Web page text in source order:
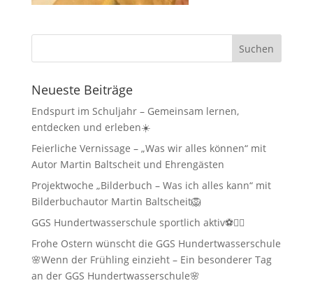
Neueste Beiträge
Endspurt im Schuljahr – Gemeinsam lernen,
entdecken und erleben☀️
Feierliche Vernissage – „Was wir alles können“ mit
Autor Martin Baltscheit und Ehrengästen
Projektwoche „Bilderbuch – Was ich alles kann“ mit
Bilderbuchautor Martin Baltscheit🦁
GGS Hundertwasserschule sportlich aktiv⚽🏃‍♂️
Frohe Ostern wünscht die GGS Hundertwasserschule
🌸Wenn der Frühling einzieht – Ein besonderer Tag
an der GGS Hundertwasserschule🌸